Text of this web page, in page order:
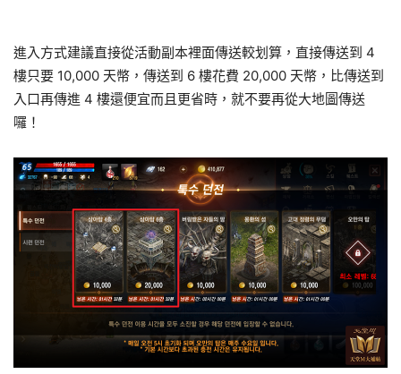
進入方式建議直接從活動副本裡面傳送較划算，直接傳送到 4
樓只要 10,000 天幣，傳送到 6 樓花費 20,000 天幣，比傳送到
入口再傳進 4 樓還便宜而且更省時，就不要再從大地圖傳送
囉！